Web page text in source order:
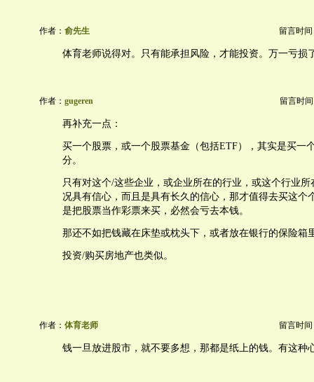
作者： 俞先生 留言时间
体育老师说得对。只有能承担风险，才能投资。万一亏损
作者： gugeren 留言时间
再补充一点：
买一个股票，或一个股票基金（包括ETF），其实是买一
分。
只有对这个/这些企业，或企业所在的行业，或这个行业
况具有信心，而且是具有长久的信心，那才值得去买这个
是把股票当作彩票来买，必然会亏去本钱。
那还不如把钱藏在床垫或枕头下，或者放在银行的保险箱
投资/购买房地产也类似。
作者： 体育老师 留言时间
钱一旦放进股市，就不要多想，那都是纸上的钱。有这种